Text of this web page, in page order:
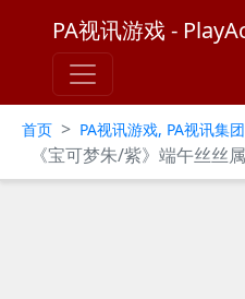
PA视讯游戏 -
首页 > PA视讯游戏, PA视讯集
《宝可梦朱/紫》端午丝丝